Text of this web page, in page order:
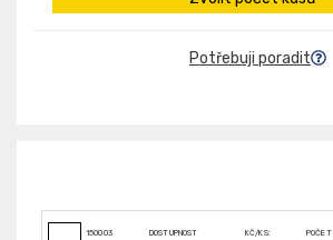
Potřebuji poradit
150003 DOSTUPNOST KČ/KS: POČET